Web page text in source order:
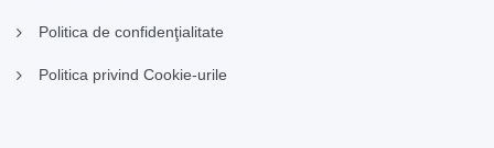
Politica de confidenţialitate
Politica privind Cookie-urile